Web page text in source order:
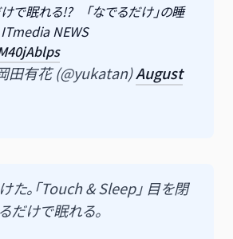
で眠れる!? 「なでるだけ」の睡
NEWS
田有花 (@yukatan)August
た。「Touch & Sleep」 目を閉
だけで眠れる。